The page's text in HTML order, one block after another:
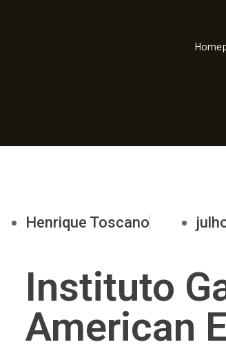
Henrique Toscano
Instituto
American